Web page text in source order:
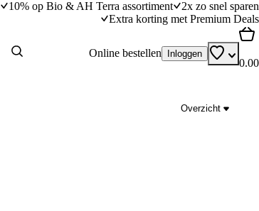
10% op Bio & AH Terra assortiment
2x zo snel sparen
Extra korting met Premium Deals
Online bestellen Inloggen
0.00
Overzicht